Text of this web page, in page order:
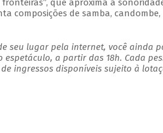
que aproxima a
composições de samba,
seu lugar pela internet, você ainda
espetáculo, a partir das 18h. Cada
ingressos disponíveis sujeito à